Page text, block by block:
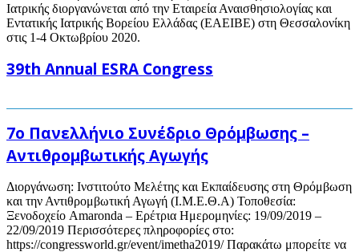
Ιατρικής διοργανώνεται από την Εταιρεία Αναισθησιολογίας και
Εντατικής Ιατρικής Βορείου Ελλάδας (ΕΑΕΙΒΕ) στη Θεσσαλονίκη
στις 1-4 Οκτωβρίου 2020.
39th Annual ESRA Congress
7ο Πανελλήνιο Συνέδριο Θρόμβωσης –
Αντιθρομβωτικής Αγωγής
Διοργάνωση: Ινστιτούτο Μελέτης και Εκπαίδευσης στη Θρόμβωση
και την Αντιθρομβωτική Αγωγή (Ι.Μ.Ε.Θ.Α) Τοποθεσία:
Ξενοδοχείο Amaronda – Ερέτρια Ημερομηνίες: 19/09/2019 –
22/09/2019 Περισσότερες πληροφορίες στο:
https://congressworld.gr/event/imetha2019/ Παρακάτω μπορείτε να